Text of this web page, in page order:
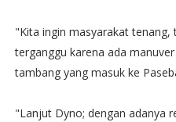
"Kita ingin masyarakat
terganggu karena ada
tambang yang masuk ke
"Lanjut Dyno; dengan adanya